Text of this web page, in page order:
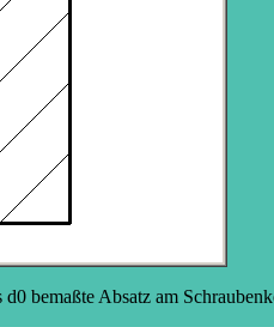
bemaßte Absatz am